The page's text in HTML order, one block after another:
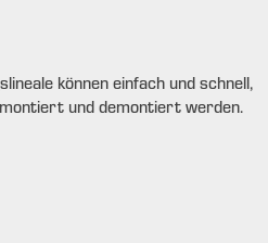
können einfach und schnell,
und demontiert werden.